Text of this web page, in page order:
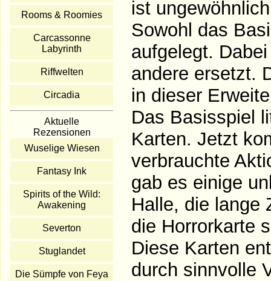
Rooms & Roomies
Carcassonne
Labyrinth
Riffwelten
Circadia
Aktuelle
Rezensionen
Wuselige Wiesen
Fantasy Ink
Spirits of the Wild:
Awakening
Severton
Stuglandet
Die Sümpfe von Feya
ist
Sowohl das
aufgelegt.
andere ersetzt.
in dieser
Das Basisspiel
Karten. Jetzt
verbrauchte
gab es einige
Halle, die lange
die Horrorkarte
Diese Karten
durch sinnvolle